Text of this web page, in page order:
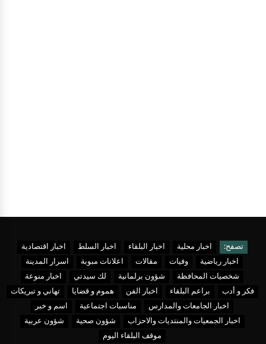
تصفح: اخبار محلية اخبار البلقاء اخبار السلط
اخبار اقتصادية
اخبار رياضية
وفيات مقالات اعلانات مبوبة
اسرار المدينة
شخصيات المحافظة
شؤون برلمانية لك سيدتي
اخبار منوعة
فكر و أدب
براعم البلقاء اخبار الفن هموم و قضايا
تهاني و تبريكات
اخبار الجامعات والمدارس
مناسبات اجتماعية
اسم و خبر
اخبار الجمعيات والمنتديات والاحزاب
شؤون صحية
شؤون عربية
موقف البلقاء اليوم